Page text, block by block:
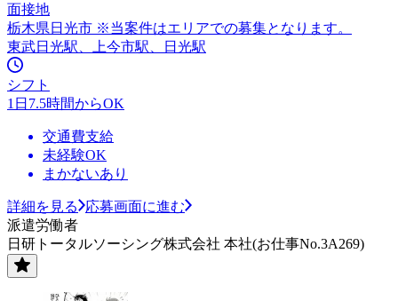
面接地
栃木県日光市 ※当案件はエリアでの募集となります。
東武日光駅、上今市駅、日光駅
シフト
1日7.5時間からOK
交通費支給
未経験OK
まかないあり
詳細を見る
応募画面に進む
派遣労働者
日研トータルソーシング株式会社 本社(お仕事No.3A269)